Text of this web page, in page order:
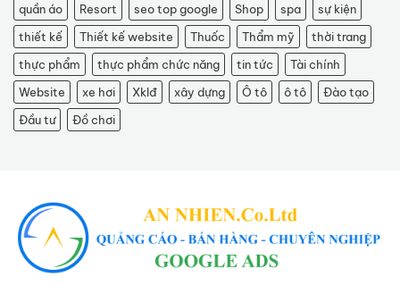
quần áo
Resort seo top google Shop spa
sự kiện
thiết kế
Thiết kế website Thuốc Thẩm mỹ
thời trang
thực phẩm
thực phẩm chức năng tin tức
Tài chính
Website
xe hơi Xklđ xây dựng Ô tô ô tô
Đào tạo
Đầu tư
Đồ chơi